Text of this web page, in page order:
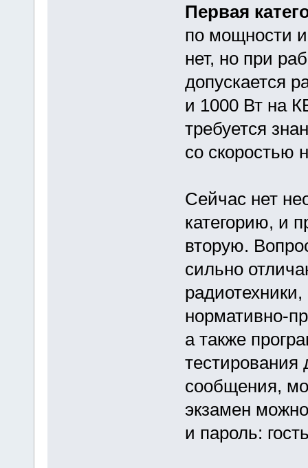
Первая
по мощности и
нет, но при
допускается
и 1000 Вт на
требуется
со скоростью
Сейчас нет
категорию, и
вторую.
сильно
нормативно-
а также
тестирования
сообщения,
экзамен
и пароль: